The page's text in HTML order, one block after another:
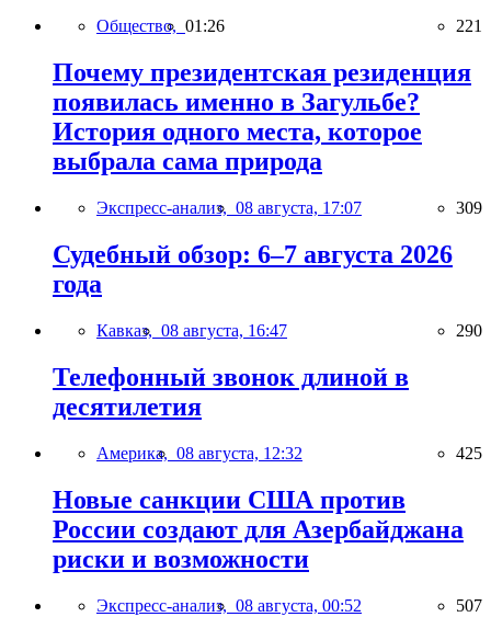
Общество, 01:26 221
Почему президентская резиденция
появилась именно в Загульбе?
История одного места, которое
выбрала сама природа
Экспресс-анализ, 08 августа, 17:07 309
Судебный обзор: 6–7 августа 2026
года
Кавказ, 08 августа, 16:47 290
Телефонный звонок длиной в
десятилетия
Америка, 08 августа, 12:32 425
Новые санкции США против
России создают для Азербайджана
риски и возможности
Экспресс-анализ, 08 августа, 00:52 507